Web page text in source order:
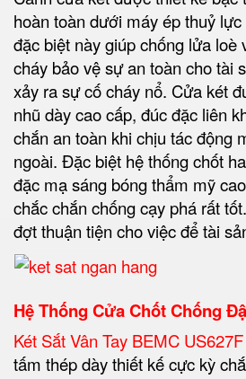
hoàn toàn dưới máy ép thuỷ
đặc biệt này giúp chống lửa loè
cháy bảo vệ sự an toàn cho tài
xảy ra sự cố cháy nổ. Cửa két
nhũ dày cao cấp, đúc đặc liên
chắn an toàn khi chịu tác động
ngoài. Đặc biệt hệ thống chốt
đặc mạ sáng bóng thẩm mỹ
chắc chắn chống cạy phá rất
đợt thuận tiện cho việc để tài
Hệ Thống Cửa Chốt Chống
Két Sắt Vân Tay BEMC US627F
tấm thép dày thiết kế cực kỳ